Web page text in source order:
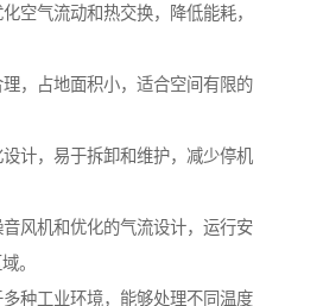
空气流动和热交换，降低能耗，
，占地面积小，适合空间有限的
计，易于拆卸和维护，减少停机
风机和优化的气流设计，运行安
。
种工业环境，能够处理不同温度